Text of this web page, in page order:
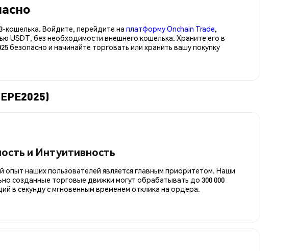
кошелька. Войдите, перейдите на платформу Onchain Trade,
USDT, без необходимости внешнего кошелька. Храните его в
и начинайте торговать или хранить вашу покупку
и Интуитивность
опыт наших пользователей является главным приоритетом. Наши
созданные торговые движки могут обрабатывать до 300 000
в секунду с мгновенным временем отклика на ордера.